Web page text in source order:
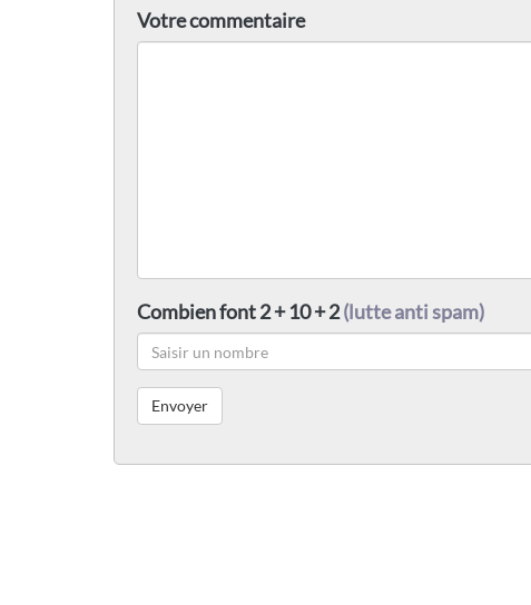
Votre commentaire
Combien font 2 + 10 + 2(lutte anti spam)